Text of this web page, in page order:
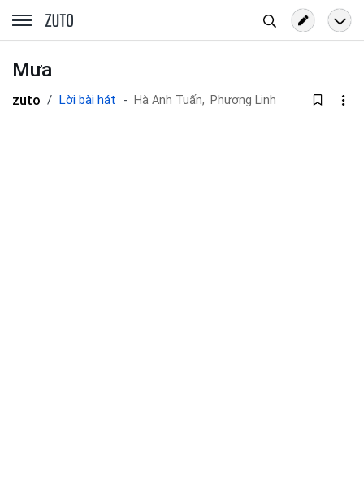
zuto.vn
kiếm
Mưa
zuto Lời bài hát Hà Anh Tuấn, Phương Linh